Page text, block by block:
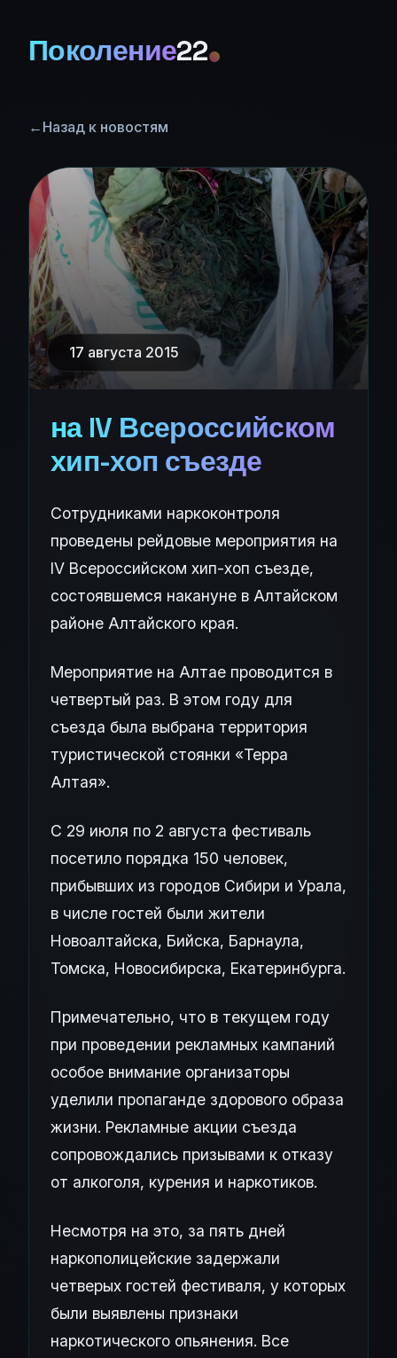
Поколение22
← Назад к новостям
17 августа 2015
на IV Всероссийском
хип-хоп съезде
Сотрудниками наркоконтроля
проведены рейдовые мероприятия на
IV Всероссийском хип-хоп съезде,
состоявшемся накануне в Алтайском
районе Алтайского края.
Мероприятие на Алтае проводится в
четвертый раз. В этом году для
съезда была выбрана территория
туристической стоянки «Терра
Алтая».
С 29 июля по 2 августа фестиваль
посетило порядка 150 человек,
прибывших из городов Сибири и Урала,
в числе гостей были жители
Новоалтайска, Бийска, Барнаула,
Томска, Новосибирска, Екатеринбурга.
Примечательно, что в текущем году
при проведении рекламных кампаний
особое внимание организаторы
уделили пропаганде здорового образа
жизни. Рекламные акции съезда
сопровождались призывами к отказу
от алкоголя, курения и наркотиков.
Несмотря на это, за пять дней
наркополицейские задержали
четверых гостей фестиваля, у которых
были выявлены признаки
наркотического опьянения. Все